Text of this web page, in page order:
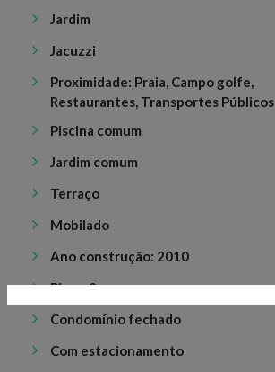
Jardim
Jacuzzi
Proximidade: Praia, Campo golfe,
Restaurantes, Transportes Públicos
Piscina comum
Jardim comum
Terraço
Mobilado
Ano construção: 2010
Pisos: 2
Condomínio fechado
Com estacionamento